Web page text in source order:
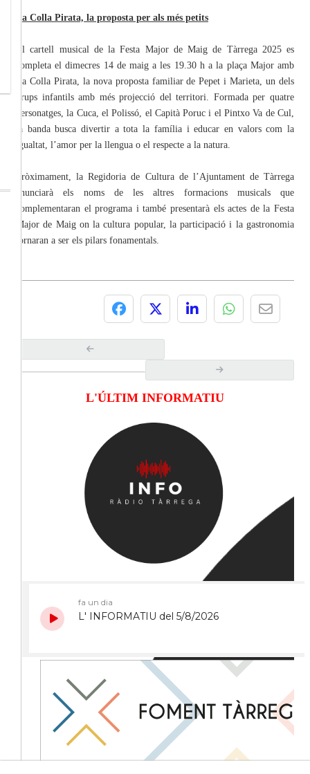
La Colla Pirata, la proposta per als més petits
El cartell musical de la Festa Major de Maig de Tàrrega 2025 es
completa el dimecres 14 de maig a les 19.30 h a la plaça Major amb
La Colla Pirata, la nova proposta familiar de Pepet i Marieta, un dels
grups infantils amb més projecció del territori. Formada per quatre
personatges, la Cuca, el Polissó, el Capità Poruc i el Pintxo Va de Cul,
la banda busca divertir a tota la família i educar en valors com la
igualtat, l’amor per la llengua o el respecte a la natura.
Pròximament, la Regidoria de Cultura de l’Ajuntament de Tàrrega
anunciarà els noms de les altres formacions musicals que
complementaran el programa i també presentarà els actes de la Festa
Major de Maig on la cultura popular, la participació i la gastronomia
tornaran a ser els pilars fonamentals.
L'ÚLTIM INFORMATIU